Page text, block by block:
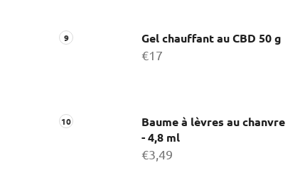
Gel chauffant au CBD 50 g
€17
Baume à lèvres au chanvre
- 4,8 ml
€3,49